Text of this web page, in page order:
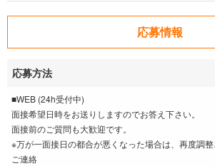
応募情報
応募方法
■WEB (24h受付中)
面接希望日時をお送りしますのでお答え下さい。
面接前のご質問も大歓迎です。
※万が一面接日の都合が悪くなった場合は、再度調
ご連絡